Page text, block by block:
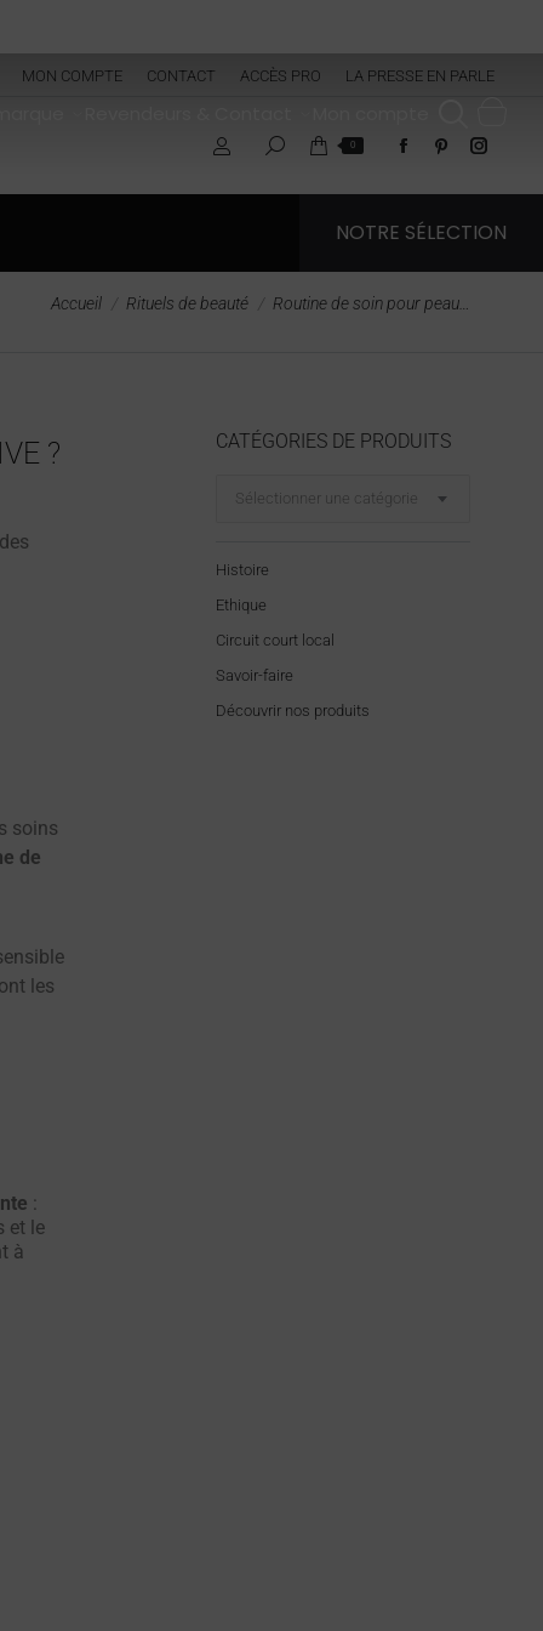
MON COMPTE CONTACT ACCÈS PRO LA PRESSE EN PARLE
0
NOTRE SÉLECTION
Vous êtes ici :
Accueil Rituels de beauté Routine de soin pour peau…
?
soins
de
les
:
et le
à
CATÉGORIES DE PRODUITS
Sélectionner une catégorie
Histoire
Ethique
Circuit court local
Savoir-faire
Découvrir nos produits